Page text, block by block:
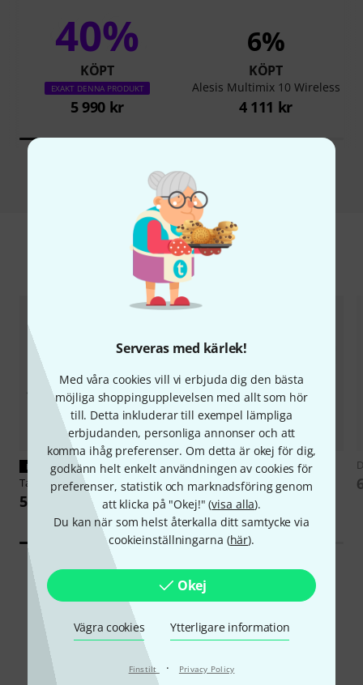
Serveras med kärlek!
Med våra cookies vill vi erbjuda dig den bästa
möjliga shoppingupplevelsen med allt som hör
till. Detta inkluderar till exempel lämpliga
erbjudanden, personliga annonser och att
komma ihåg preferenser. Om detta är okej för dig,
godkänn helt enkelt användningen av cookies för
preferenser, statistik och marknadsföring genom
att klicka på "Okej!" (visa alla).
Du kan när som helst återkalla ditt samtycke via
cookieinställningarna (här).
Okej
Vägra cookies Ytterligare information
Finstilt · Privacy Policy
40%
KÖPT
EXAKT DENNA PRODUKT
5 990 kr
6%
KÖPT
Alesis Multimix 10 Wireless
4 111 kr
Jämför
Tillbehör & matchande produkter
PASSAR GARANTERAT
TascamAK-RM05
585 kr
Mackie ProFX16v3
5 444 kr
Visste du?